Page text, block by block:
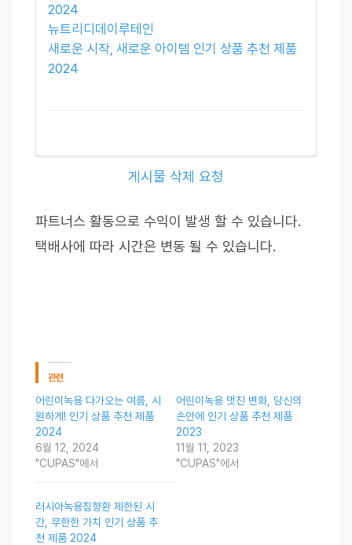
2024
뉴트리디데이루테인
새로운 시작, 새로운 아이템 인기 상품 추천 제품
2024
게시물 삭제 요청
파트너스 활동으로 수익이 발생 할 수 있습니다.
택배사에 따라 시간은 변동 될 수 있습니다.
관련
어린이녹용 다가오는 여름, 시
원하게! 인기 상품 추천 제품
2024
6월 12, 2024
"CUPAS"에서
어린이녹용 멋진 변화, 당신의
손안에 인기 상품 추천 제품
2023
11월 11, 2023
"CUPAS"에서
러시아녹용침향환 제한된 시
간, 무한한 가치 인기 상품 추
천 제품 2024